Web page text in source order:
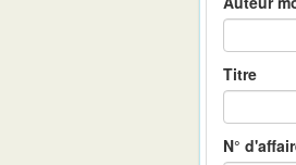
Titre
N°